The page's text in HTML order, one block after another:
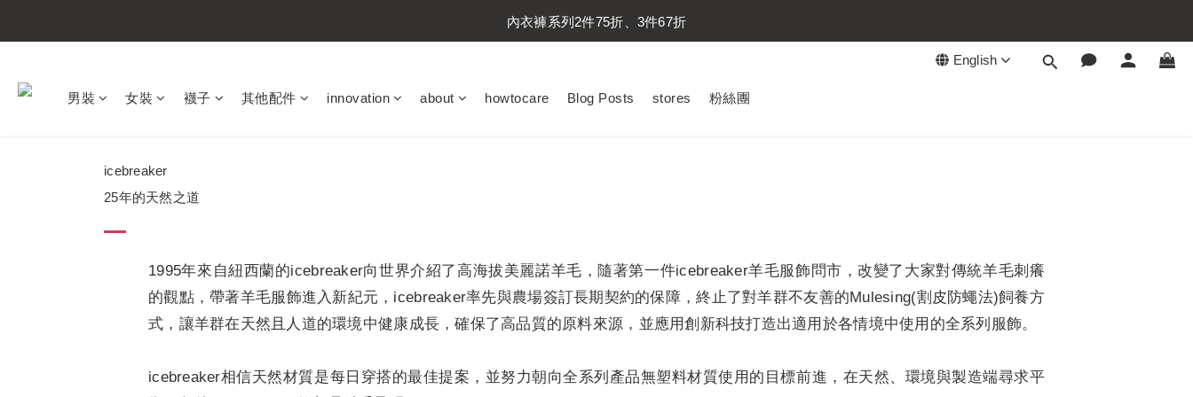
內衣褲系列2件75折、3件67折
內衣褲系列2件75折、3件67折
內衣褲系列2件75折、3件67折
English
男裝 女裝 襪子 其他配件 innovation about howtocare Blog Posts stores 粉絲團
icebreaker
25年的天然之道
1995年來自紐西蘭的icebreaker向世界介紹了高海拔美麗諾羊毛，隨著第一件icebreaker羊毛服飾問市，改變了大家對傳統羊毛刺癢
的觀點，帶著羊毛服飾進入新紀元，icebreaker率先與農場簽訂長期契約的保障，終止了對羊群不友善的Mulesing(割皮防蠅法)飼養方
式，讓羊群在天然且人道的環境中健康成長，確保了高品質的原料來源，並應用創新科技打造出適用於各情境中使用的全系列服飾。
icebreaker相信天然材質是每日穿搭的最佳提案，並努力朝向全系列產品無塑料材質使用的目標前進，在天然、環境與製造端尋求平